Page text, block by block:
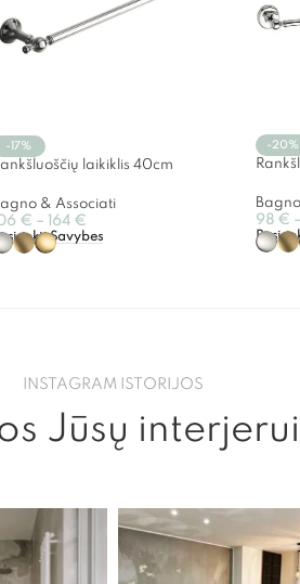
-17%
laikiklis 40cm
& Associati
€ – 164 €
Savybes
-20%
98 € –
INSTAGRAM ISTORIJOS
Jūsų interjerui